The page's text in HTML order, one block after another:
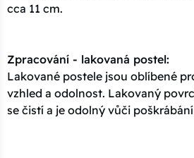
cca 11 cm.
Zpracování - lakovaná postel:
Lakované postele jsou oblíbené
vzhled a odolnost. Lakovaný
se čistí a je odolný vůči